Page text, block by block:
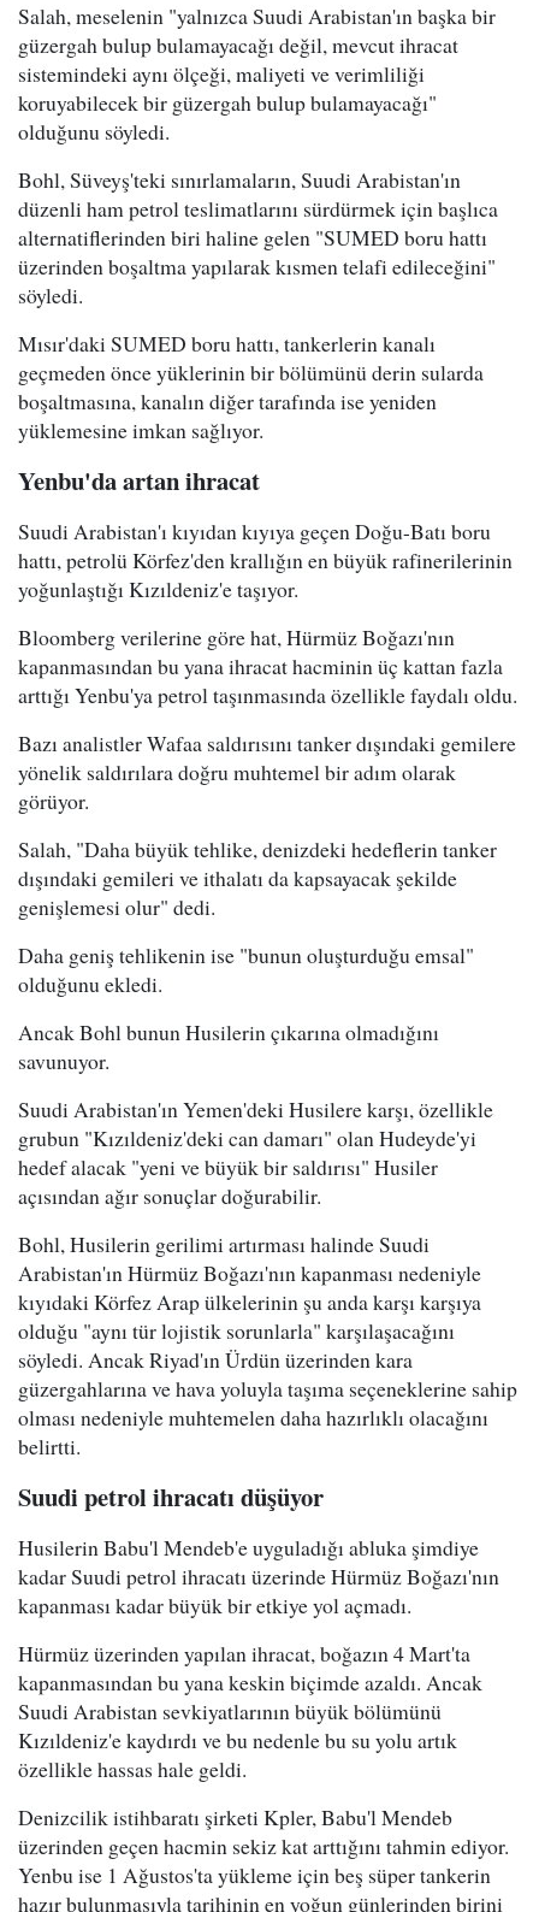
Salah, meselenin "yalnızca Suudi Arabistan'ın başka bir
güzergah bulup bulamayacağı değil, mevcut ihracat
sistemindeki aynı ölçeği, maliyeti ve verimliliği
koruyabilecek bir güzergah bulup bulamayacağı"
olduğunu söyledi.
Bohl, Süveyş'teki sınırlamaların, Suudi Arabistan'ın
düzenli ham petrol teslimatlarını sürdürmek için başlıca
alternatiflerinden biri haline gelen "SUMED boru hattı
üzerinden boşaltma yapılarak kısmen telafi edileceğini"
söyledi.
Mısır'daki SUMED boru hattı, tankerlerin kanalı
geçmeden önce yüklerinin bir bölümünü derin sularda
boşaltmasına, kanalın diğer tarafında ise yeniden
yüklemesine imkan sağlıyor.
Yenbu'da artan ihracat
Suudi Arabistan'ı kıyıdan kıyıya geçen Doğu-Batı boru
hattı, petrolü Körfez'den krallığın en büyük rafinerilerinin
yoğunlaştığı Kızıldeniz'e taşıyor.
Bloomberg verilerine göre hat, Hürmüz Boğazı'nın
kapanmasından bu yana ihracat hacminin üç kattan fazla
arttığı Yenbu'ya petrol taşınmasında özellikle faydalı oldu.
Bazı analistler Wafaa saldırısını tanker dışındaki gemilere
yönelik saldırılara doğru muhtemel bir adım olarak
görüyor.
Salah, "Daha büyük tehlike, denizdeki hedeflerin tanker
dışındaki gemileri ve ithalatı da kapsayacak şekilde
genişlemesi olur" dedi.
Daha geniş tehlikenin ise "bunun oluşturduğu emsal"
olduğunu ekledi.
Ancak Bohl bunun Husilerin çıkarına olmadığını
savunuyor.
Suudi Arabistan'ın Yemen'deki Husilere karşı, özellikle
grubun "Kızıldeniz'deki can damarı" olan Hudeyde'yi
hedef alacak "yeni ve büyük bir saldırısı" Husiler
açısından ağır sonuçlar doğurabilir.
Bohl, Husilerin gerilimi artırması halinde Suudi
Arabistan'ın Hürmüz Boğazı'nın kapanması nedeniyle
kıyıdaki Körfez Arap ülkelerinin şu anda karşı karşıya
olduğu "aynı tür lojistik sorunlarla" karşılaşacağını
söyledi. Ancak Riyad'ın Ürdün üzerinden kara
güzergahlarına ve hava yoluyla taşıma seçeneklerine sahip
olması nedeniyle muhtemelen daha hazırlıklı olacağını
belirtti.
Suudi petrol ihracatı düşüyor
Husilerin Babu'l Mendeb'e uyguladığı abluka şimdiye
kadar Suudi petrol ihracatı üzerinde Hürmüz Boğazı'nın
kapanması kadar büyük bir etkiye yol açmadı.
Hürmüz üzerinden yapılan ihracat, boğazın 4 Mart'ta
kapanmasından bu yana keskin biçimde azaldı. Ancak
Suudi Arabistan sevkiyatlarının büyük bölümünü
Kızıldeniz'e kaydırdı ve bu nedenle bu su yolu artık
özellikle hassas hale geldi.
Denizcilik istihbaratı şirketi Kpler, Babu'l Mendeb
üzerinden geçen hacmin sekiz kat arttığını tahmin ediyor.
Yenbu ise 1 Ağustos'ta yükleme için beş süper tankerin
hazır bulunmasıyla tarihinin en yoğun günlerinden birini